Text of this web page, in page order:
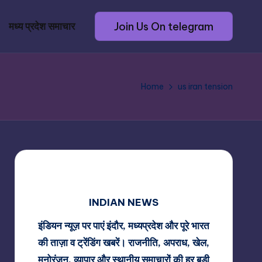
मध्य प्रदेश समाचार Join Us On telegram
Home us iran tension
INDIAN NEWS
इंडियन न्यूज़ पर पाएं इंदौर, मध्यप्रदेश और पूरे भारत
की ताज़ा व ट्रेंडिंग खबरें। राजनीति, अपराध, खेल,